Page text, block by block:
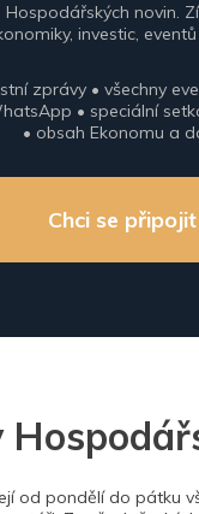
novin.
investic,
zprávy • všechny
• speciální
• obsah Ekonomu a
Chci se připojit
od pondělí do pátku